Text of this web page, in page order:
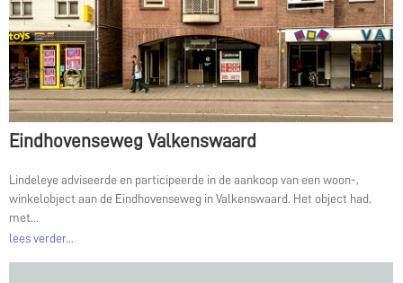
Eindhovenseweg Valkenswaard
Lindeleye adviseerde en participeerde in de aankoop van een woon-,
winkelobject aan de Eindhovenseweg in Valkenswaard. Het object had,
met...
lees verder...